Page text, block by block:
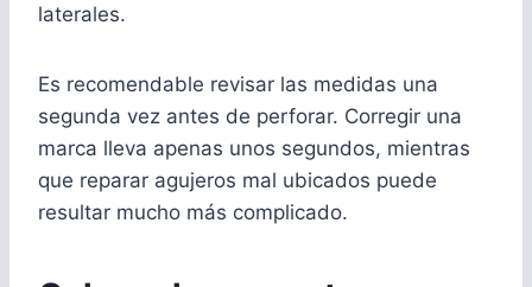
laterales.
Es recomendable revisar las medidas una
segunda vez antes de perforar. Corregir una
marca lleva apenas unos segundos, mientras
que reparar agujeros mal ubicados puede
resultar mucho más complicado.